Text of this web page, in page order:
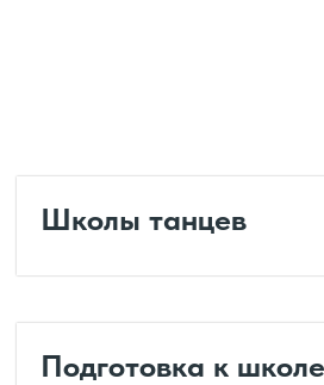
Школы танцев
Подготовка к школе